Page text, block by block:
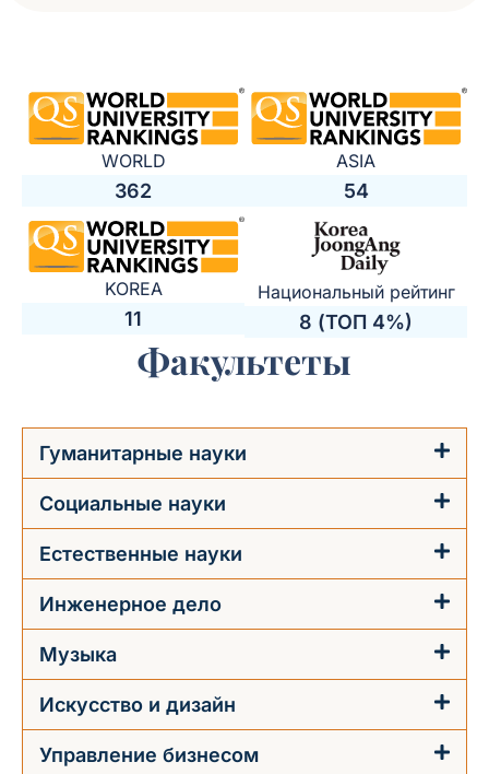
WORLD
362
ASIA
54
KOREA
11
Национальный рейтинг
8 (ТОП 4%)
Факультеты
Гуманитарные науки
Социальные науки
Естественные науки
Инженерное дело
Музыка
Искусство и дизайн
Управление бизнесом